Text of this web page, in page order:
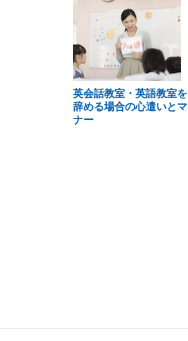
英会話教室・英語教室を
辞める場合の心遣いとマ
ナー